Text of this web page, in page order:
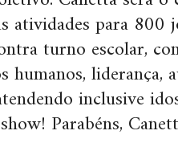
atividades para 800
turno escolar,
liderança,
inclusive
Parabéns,